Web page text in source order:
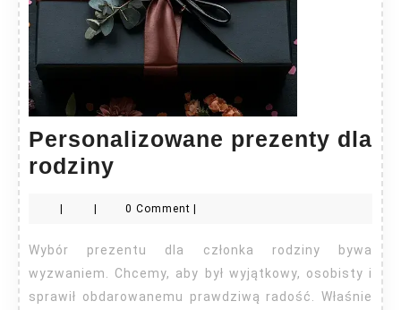
Personalizowane prezenty dla
rodziny
dla
rodziny
0 Comment
Wybór prezentu dla członka rodziny bywa
wyzwaniem. Chcemy, aby był wyjątkowy, osobisty i
sprawił obdarowanemu prawdziwą radość. Właśnie